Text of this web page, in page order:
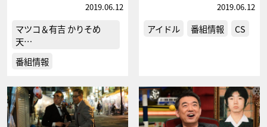
2019.06.12
マツコ＆有吉 かりそめ
天…
番組情報
2019.06.12
アイドル 番組情報 CS